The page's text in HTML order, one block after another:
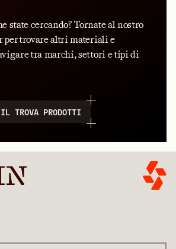
state cercando? Tornate al nostro
per trovare altri materiali e
tra marchi, settori e tipi di
TROVA PRODOTTI